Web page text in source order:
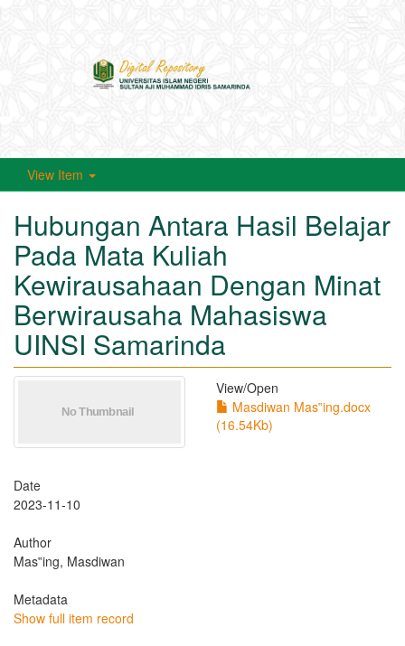
View Item
Hubungan Antara Hasil Belajar
Pada Mata Kuliah
Kewirausahaan Dengan Minat
Berwirausaha Mahasiswa
UINSI Samarinda
View/Open
Masdiwan Mas‟ing.docx
(16.54Kb)
Date
2023-11-10
Author
Mas‟ing, Masdiwan
Metadata
Show full item record